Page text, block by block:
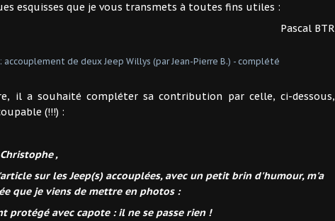
esquisses que je vous transmets à toutes fins utiles :
Pascal BTR
il a souhaité compléter sa contribution par celle, ci-dessous,
(!!!) :
,
sur les Jeep(s) accouplées, avec un petit brin d'humour, m'a
que je viens de mettre en photos :
protégé avec capote : il ne se passe rien !